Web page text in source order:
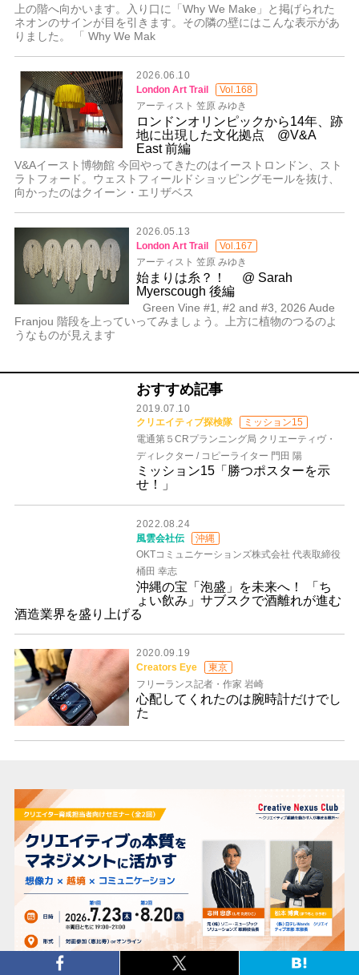
上の階へ向かいます。入り口に「Why We Make」と掲げられた
ネオンのサインが目を引きます。その隣の壁にはこんな表示があ
りました。 「 Why We Mak
2026.06.10
London Art Trail
Vol.168
アーティスト 笠原 みゆき
ロンドンオリンピックから14年、跡
地に出現した文化拠点 @V&A
East 前編
V&Aイースト博物館 今回やってきたのはイーストロンドン、スト
ラトフォード。ウェストフィールドショッピングモールを抜け、
向かったのはクイーン・エリザベス
2026.05.13
London Art Trail
Vol.167
アーティスト 笠原 みゆき
始まりは糸？！ @ Sarah
Myerscough 後編
Green Vine #1, #2 and #3, 2026 Aude
Franjou 階段を上っていってみましょう。上方に植物のつるのよ
うなものが見えます
おすすめ記事
2019.07.10
クリエイティブ探検隊
ミッション15
電通第５CRプランニング局 クリエーティヴ・
ディレクター / コピーライター 門田 陽
ミッション15「勝つポスターを示
せ！」
2022.08.24
風雲会社伝
沖縄
OKTコミュニケーションズ株式会社 代表取締役
桶田 幸志
沖縄の宝「泡盛」を未来へ！ 「ち
ょい飲み」サブスクで酒離れが進む
酒造業界を盛り上げる
2020.09.19
Creators Eye
東京
フリーランス記者・作家 岩崎
心配してくれたのは腕時計だけでし
た